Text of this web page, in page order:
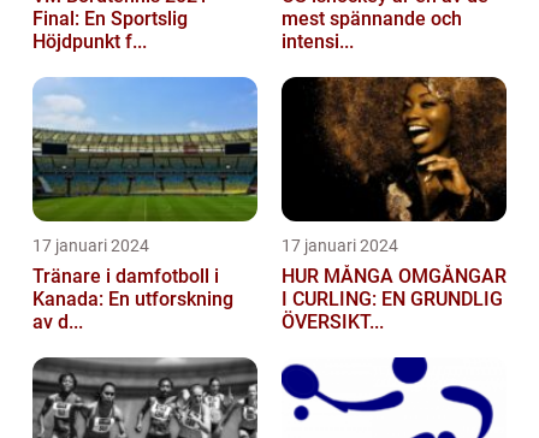
Final: En Sportslig
Höjdpunkt f...
mest spännande och
intensi...
17 januari 2024
Tränare i damfotboll i
Kanada: En utforskning
av d...
17 januari 2024
HUR MÅNGA OMGÅNGAR
I CURLING: EN GRUNDLIG
ÖVERSIKT...